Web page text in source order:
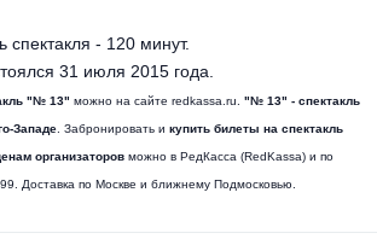
спектакля - 120 минут.
31 июля 2015 года.
"№ 13" можно на сайте redkassa.ru. "№ 13" - спектакль
Западе . Забронировать и купить билеты на спектакль
организаторов можно в РедКасса (RedKassa) и по
Доставка по Москве и ближнему Подмосковью.